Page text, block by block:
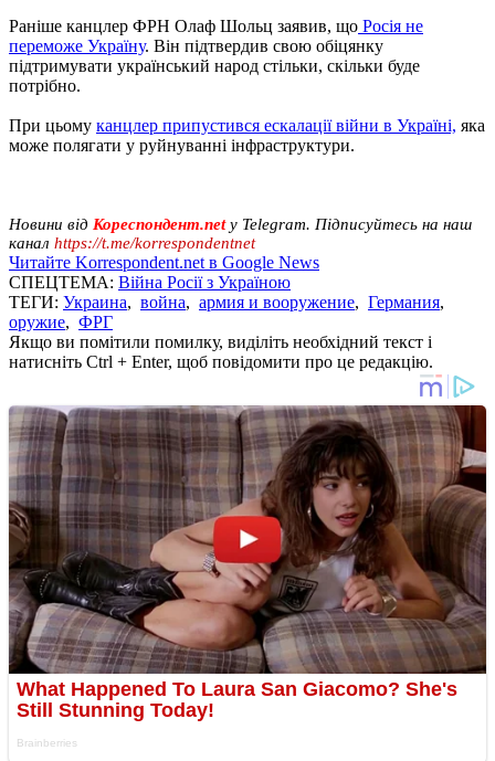
Раніше канцлер ФРН Олаф Шольц заявив, що Росія не
переможе Україну. Він підтвердив свою обіцянку
підтримувати український народ стільки, скільки буде
потрібно.
При цьому канцлер припустився ескалації війни в Україні, яка
може полягати у руйнуванні інфраструктури.
Новини від Кореспондент.netу Telegram. Підписуйтесь на наш
канал https://t.me/korrespondentnet
Читайте Korrespondent.net в Google News
СПЕЦТЕМА: Війна Росії з Україною
ТЕГИ: Украина, война, армия и вооружение, Германия,
оружие, ФРГ
Якщо ви помітили помилку, виділіть необхідний текст і
натисніть Ctrl + Enter, щоб повідомити про це редакцію.